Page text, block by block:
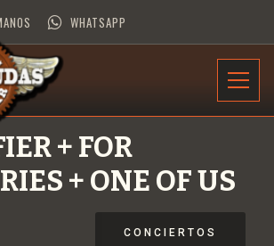
WHATSAPP
+ FOR
+ ONE OF US
CONCIERTOS
PROGRAMACIÓN
CONTRATACIÓN